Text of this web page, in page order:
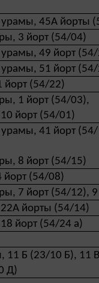
45А йорты
3 йорт (54/04)
49 йорт
51 йорт
йорт (54/22)
1 йорт (54/03),
йорт (54/01)
41 йорт
8 йорт (54/15)
йорт (54/08)
7 йорт (54/12),
йорты (54/14)
йорт (54/24 а)
11 Б (23/10 Б), 11
Д)